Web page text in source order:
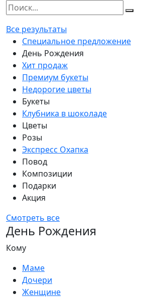
Все результаты
Специальное предложение
День Рождения
Хит продаж
Премиум букеты
Недорогие цветы
Букеты
Клубника в шоколаде
Цветы
Розы
Экспресс Охапка
Повод
Композиции
Подарки
Акция
Смотреть все
День Рождения
Кому
Маме
Дочери
Женщине